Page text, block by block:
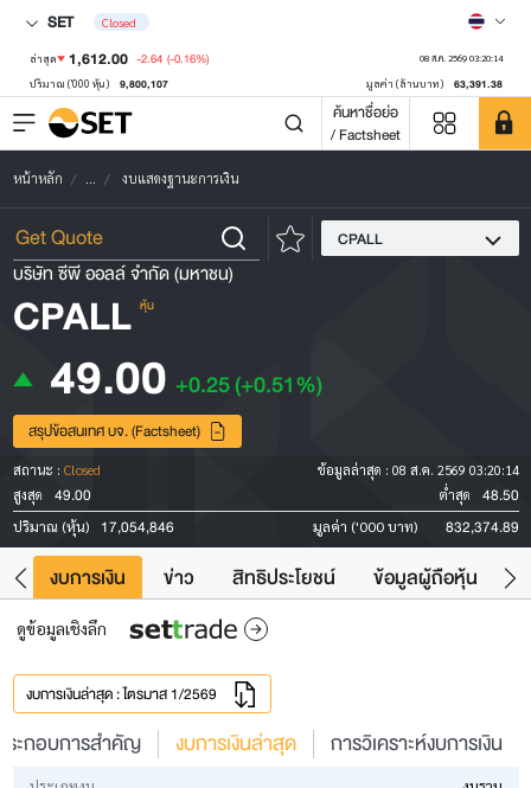
SET Closed
ล่าสุด 1,612.00 -2.64 (-0.16%) 08 ส.ค. 2569 03:20:14
ปริมาณ ('000 หุ้น) 9,800,107 มูลค่า (ล้านบาท) 63,391.38
ค้นหาชื่อย่อ
/ Factsheet
หน้าหลัก ... งบแสดงฐานะการเงิน
CPALL
บริษัท ซีพี ออลล์ จำกัด (มหาชน)
CPALL หุ้น
49.00 +0.25(+0.51%)
สรุปข้อสนเทศ บจ. (Factsheet)
สถานะ : Closed ข้อมูลล่าสุด : 08 ส.ค. 2569 03:20:14
สูงสุด
49.00 ต่ำสุด 48.50
ปริมาณ (หุ้น) 17,054,846 มูลค่า ('000 บาท) 832,374.89
งบการเงิน ข่าว สิทธิประโยชน์ ข้อมูลผู้ถือหุ้น
ดูข้อมูลเชิงลึก
งบการเงินล่าสุด : ไตรมาส 1/2569
ะกอบการสำคัญ งบการเงินล่าสุด การวิเคราะห์งบการเงิน